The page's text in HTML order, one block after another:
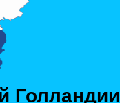
Голландии